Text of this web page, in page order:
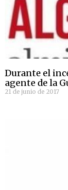
Durante el
agente de la
21 de junio de 2017